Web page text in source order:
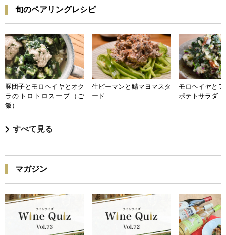
旬のペアリングレシピ
豚団子とモロヘイヤとオク
ラのトロトロスープ（ご
飯）
生ピーマンと鯖マヨマスタ
ード
モロヘイヤと
ポテトサラダ
すべて見る
マガジン